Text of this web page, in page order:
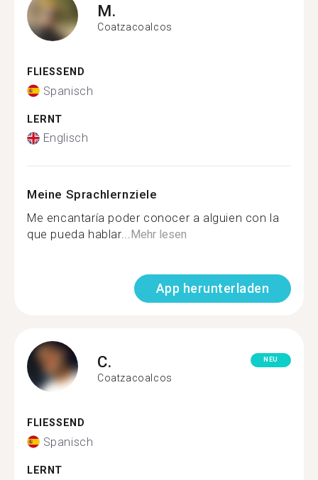
M.
Coatzacoalcos
FLIESSEND
Spanisch
LERNT
Englisch
Meine Sprachlernziele
Me encantaría poder conocer a alguien con la
que pueda hablar...Mehr lesen
App herunterladen
C.
Coatzacoalcos
NEU
FLIESSEND
Spanisch
LERNT